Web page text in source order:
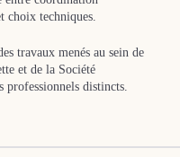
choix techniques.
travaux menés au sein de
et de la Société
professionnels distincts.